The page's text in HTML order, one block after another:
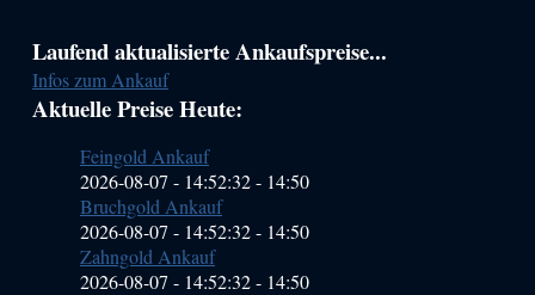
Haupt-
Sidebar
(Primary)
Laufend aktualisierte Ankaufspreise...
Infos zum Ankauf
Aktuelle Preise Heute:
Feingold Ankauf
2026-08-07 - 14:52:32- 14:50
Bruchgold Ankauf
2026-08-07 - 14:52:32- 14:50
Zahngold Ankauf
2026-08-07 - 14:52:32- 14:50